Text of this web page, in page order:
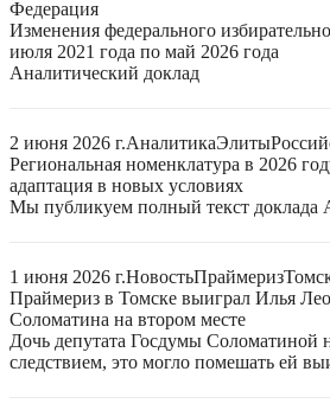
Федерация
Изменения федерального
июля 2021 года по май 2026 года
Аналитический доклад
2 июня 2026 г.АналитикаЭлиты
Региональная номенклатура в 2026
адаптация в новых условиях
Мы публикуем полный текст доклада
1 июня 2026 г.НовостьПраймериз
Праймериз в Томске выиграл Илья
Соломатина на втором месте
Дочь депутата Госдумы Соломатиной
следствием, это могло помешать ей